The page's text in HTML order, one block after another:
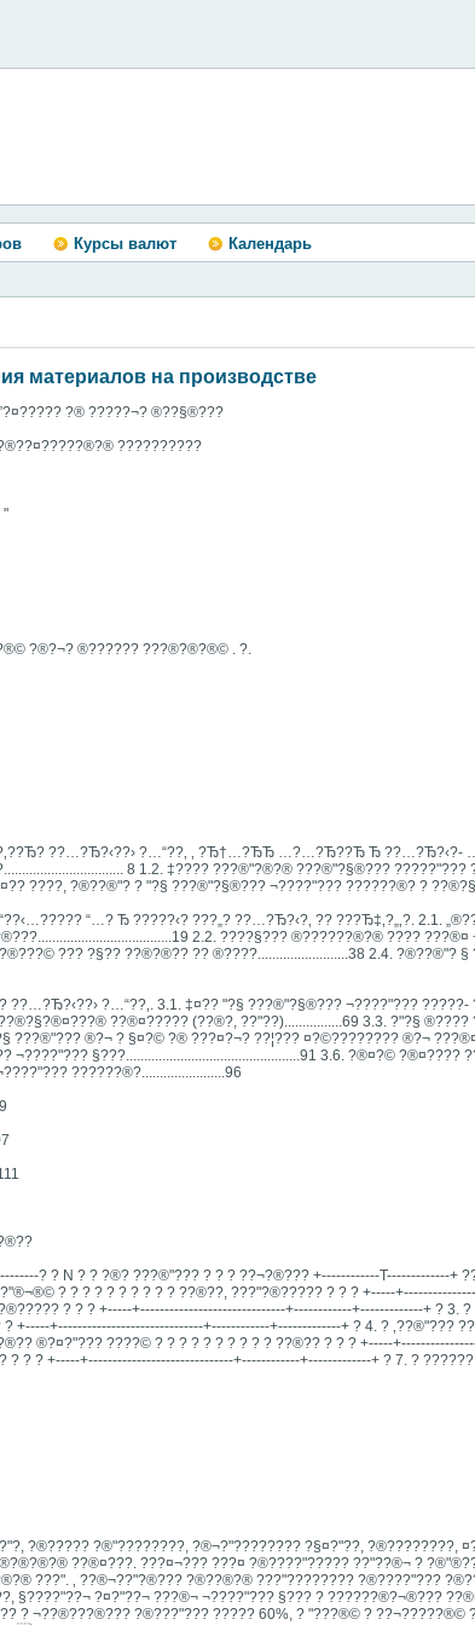
Курсы валют Календарь
материалов на производстве
?® ?????¬? ®??§®?­??
?­?????????
"
?®?¬? ®????­?? ?­??®?®?®© . ?.
??…?Ђ?‹??› ?…“??‚ ‚ ?Ђ†…?ЂЂ …?…?Ђ??Ђ Ђ ??…?Ђ?‹?-
8 1.2. ‡­??­?? ???®­"?­®?® ???®"?§®?­??
????, ?®­??®"? ? ­"?§ ???®"?§®?­?? ¬????"?­?? ??????®? ?
“…? Ђ ?????‹? ???„? ??…?Ђ?‹?‚ ?? ???Ђ‡‚?„‚?. 2.1.
2.2. ???­?§??? ®??????­®?® ???? ???®¤
??? ?§­?? ??®?®?? ?? ®??­??.........................38 2.4.
??…?Ђ?‹??› ?…“??‚. 3.1. ‡¤?? ­"?§ ???®"?§®?­?? ¬????"?­??
??®¤????? (??®?, ??"??)................69 3.3. ?­"?§
???®"­?­?? ­®?¬ ? §¤­?© ?® ???¤­?¬? ?­?¦?­?? ¤?©???????? ­®?¬
¬????"?­?? §???................................................91 3.6. ?®¤­?©
??????®?.......................96
? ? N ? ? ?®? ???®"­?­?? ? ? ? ??¬?­®?­?? +------------T-------------+
? ? ? ? ? ? ? ? ? ? ??®??, ???"?®????? ? ? ? +-----
? ? ? +-----+------------------------------+------------+-------------+ ?
+-----+------------------------------+------------+-------------+ ? 4. ? ‚??®"­?­??
®?¤?"?­?? ????© ? ? ? ? ? ? ? ? ? ? ??®?? ? ? ? +-----
? ? +-----+------------------------------+------------+-------------+ ? 7. ?
?®???­?? ?®"????????, ?®¬?"???????? ?§¤?"??, ?®­????????,
??®¤???. ???¤¬??? ???¤ ?®????"????? ??"??®¬ ?
???". ‚ ??®¬??"?­­®??? ?®??®?­­® ???"???????? ?®????"?­??
§­????"?­?¬ ?¤?"?­?¬ ???®¬ ¬????"?­?? §??? ? ??????®?¬®???
? ¬??­®???®?­?? ?®???"??? ????? 60%, ? "???®© ? ??¬?????®©